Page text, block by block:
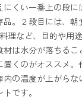
くい一番上の段に
。２段目には、朝
理など、目的や用
は水分が落ちるこ
置くのがオススメ
の温度が上がらな
です。